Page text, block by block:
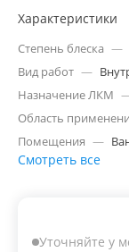
Характеристики
Степень блеска —
Вид работ —
Назначение ЛКМ
Область
Помещения —
Смотреть все
Уточняйте у